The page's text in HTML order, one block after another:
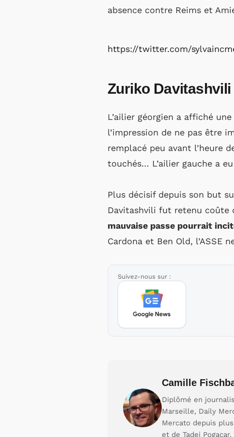
absence contre Reims et
https://twitter.com/
Zuriko Davitashvili
L’ailier géorgien a affiché
l’impression de ne pas être
remplacé peu avant l’heure
touchés… L’ailier gauche a
Plus décisif depuis son but
Davitashvili fut retenu coûte
mauvaise passe pourrait
Cardona et Ben Old, l’ASSE
Suivez-nous sur :
Camille
Diplômé en
Marseille, Daily
Mercato depuis
et de Tadej Pogacar.